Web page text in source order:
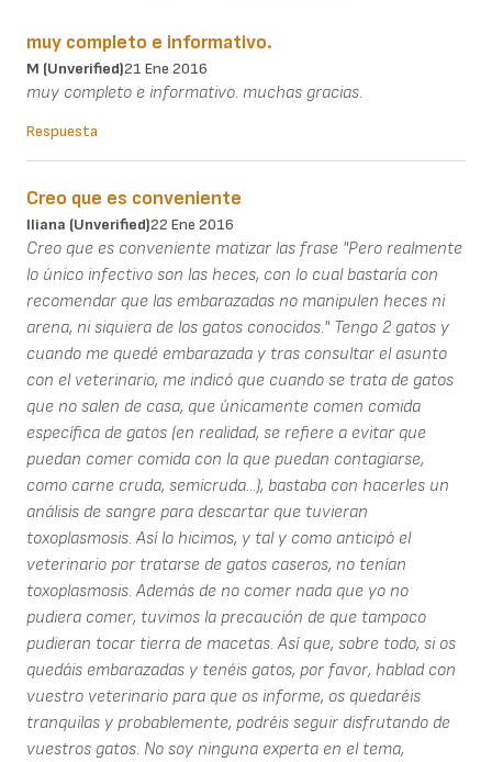
muy completo e informativo.
M (unverified)21 Ene 2016
muy completo e informativo. muchas gracias.
Respuesta
Creo que es conveniente
Iliana (unverified)22 Ene 2016
Creo que es conveniente matizar las frase "Pero realmente
lo único infectivo son las heces, con lo cual bastaría con
recomendar que las embarazadas no manipulen heces ni
arena, ni siquiera de los gatos conocidos." Tengo 2 gatos y
cuando me quedé embarazada y tras consultar el asunto
con el veterinario, me indicó que cuando se trata de gatos
que no salen de casa, que únicamente comen comida
específica de gatos (en realidad, se refiere a evitar que
puedan comer comida con la que puedan contagiarse,
como carne cruda, semicruda...), bastaba con hacerles un
análisis de sangre para descartar que tuvieran
toxoplasmosis. Así lo hicimos, y tal y como anticipó el
veterinario por tratarse de gatos caseros, no tenían
toxoplasmosis. Además de no comer nada que yo no
pudiera comer, tuvimos la precaución de que tampoco
pudieran tocar tierra de macetas. Así que, sobre todo, si os
quedáis embarazadas y tenéis gatos, por favor, hablad con
vuestro veterinario para que os informe, os quedaréis
tranquilas y probablemente, podréis seguir disfrutando de
vuestros gatos. No soy ninguna experta en el tema,